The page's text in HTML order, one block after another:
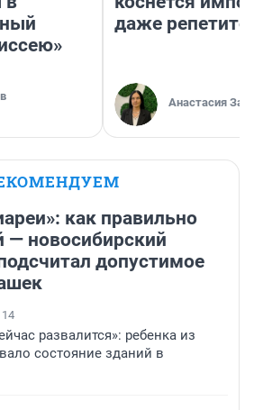
даже
Анастасия
как правильно
— новосибирский
допустимое
14
развалится»: ребенка из
состояние зданий в